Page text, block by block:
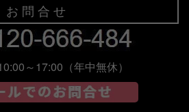
お 問 合 せ
～17:00（年中無休）